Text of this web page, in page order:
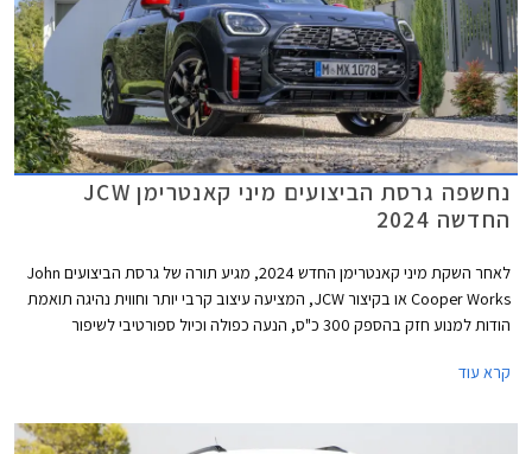
נחשפה גרסת הביצועים מיני קאנטרימן JCW
החדשה 2024
לאחר השקת מיני קאנטרימן החדש 2024, מגיע תורה של גרסת הביצועים John
Cooper Works או בקיצור JCW, המציעה עיצוב קרבי יותר וחווית נהיגה תואמת
הודות למנוע חזק בהספק 300 כ"ס, הנעה כפולה וכיול ספורטיבי לשיפור
JCW צפויה להגיע ארצה באמצע שנת 2024.
קרא עוד